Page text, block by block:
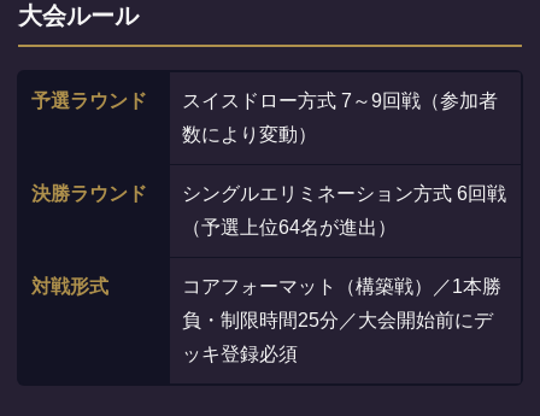
大会ルール
予選ラウンド
スイスドロー方式 7～9回戦（参加者
数により変動）
決勝ラウンド
シングルエリミネーション方式 6回戦
（予選上位64名が進出）
対戦形式
コアフォーマット（構築戦）／1本勝
負・制限時間25分／大会開始前にデ
ッキ登録必須